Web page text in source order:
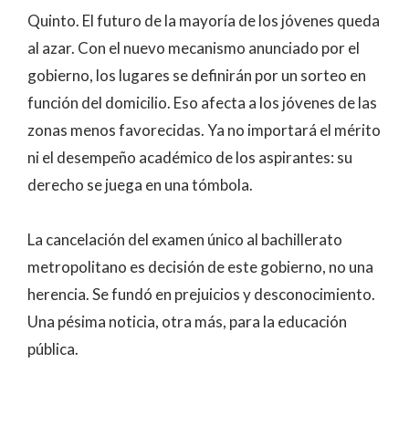
Quinto. El futuro de la mayoría de los jóvenes queda
al azar. Con el nuevo mecanismo anunciado por el
gobierno, los lugares se definirán por un sorteo en
función del domicilio. Eso afecta a los jóvenes de las
zonas menos favorecidas. Ya no importará el mérito
ni el desempeño académico de los aspirantes: su
derecho se juega en una tómbola.
La cancelación del examen único al bachillerato
metropolitano es decisión de este gobierno, no una
herencia. Se fundó en prejuicios y desconocimiento.
Una pésima noticia, otra más, para la educación
pública.